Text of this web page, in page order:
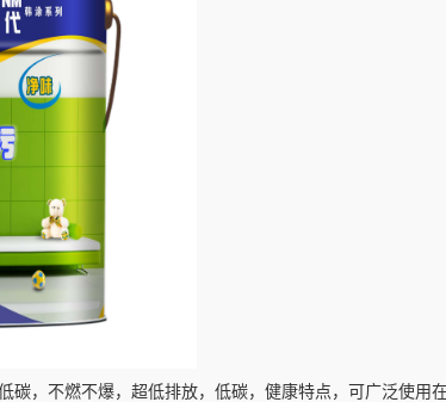
，不燃不爆，超低排放，低碳，健康特点，可广泛使用